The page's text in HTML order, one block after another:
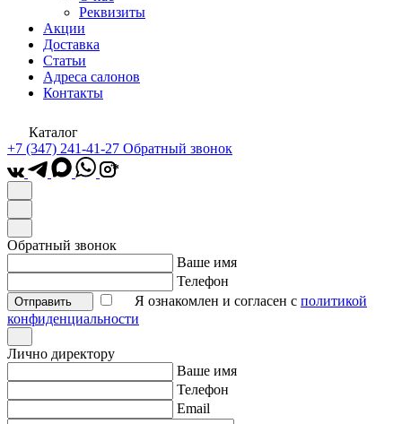
Реквизиты
Акции
Доставка
Статьи
Адреса салонов
Контакты
Каталог
+7 (347) 241-41-27 Обратный звонок
*
Обратный звонок
Ваше имя
Телефон
Отправить Я ознакомлен и согласен с политикой
конфиденциальности
Лично директору
Ваше имя
Телефон
Email